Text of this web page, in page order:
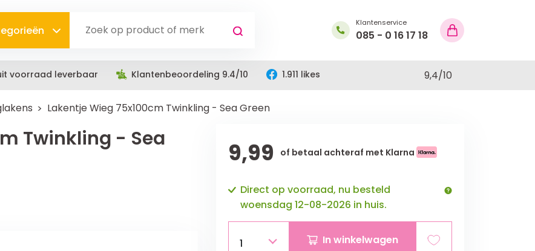
Klantenservice
085 - 0 16 17 18
voorraad leverbaar Klantenbeoordeling 9.4/10 1.911 likes 9,4/10
Lakentje Wieg 75x100cm Twinkling - Sea Green
Twinkling - Sea
9,99 of betaal achteraf met Klarna
Direct op voorraad, nu besteld
woensdag 12-08-2026 in huis.
1 In winkelwagen